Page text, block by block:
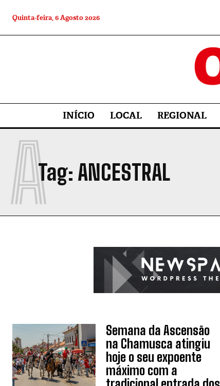
Quinta-feira, 6 Agosto 2026
INÍCIO LOCAL REGIONAL
Tag: ANCESTRAL
A
Semana da Ascensão
na Chamusca atingiu
hoje o seu expoente
máximo com a